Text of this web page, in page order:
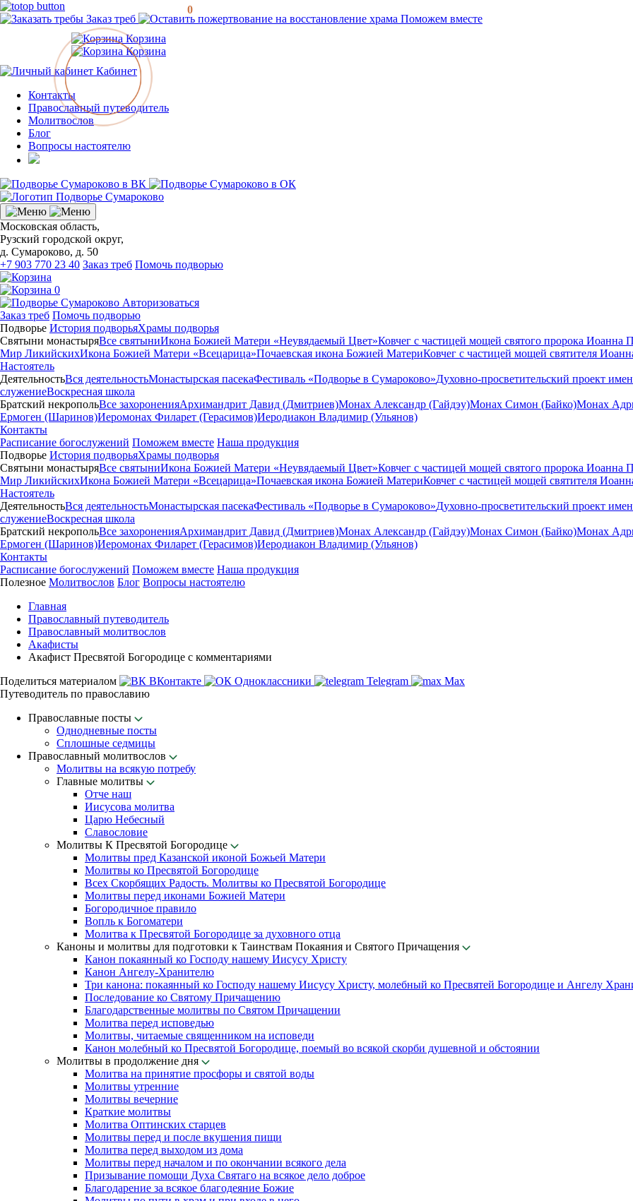
Заказ треб
Поможем вместе
Корзина
Корзина
0
Кабинет
Контакты
Православный путеводитель
Молитвослов
Блог
Вопросы настоятелю
Московская область,
Рузский городской округ,
д. Сумароково, д. 50
+7 903 770 23 40 Заказ треб Помочь подворью
0
Авторизоваться
Заказ треб Помочь подворью
Подворье История подворьяХрамы подворья
Святыни монастыряВсе святыниИкона Божией Матери «Неувядаемый Цвет»Ковчег с частицей мощей святого пророка Иоанна
Мир ЛикийскихИкона Божией Матери «Всецарица»Почаевская икона Божией МатериКовчег с частицей мощей святителя
Настоятель
ДеятельностьВся деятельностьМонастырская пасекаФестиваль «Подворье в Сумароково»Духовно-просветительский проект
служениеВоскресная школа
Братский некропольВсе захороненияАрхимандрит Давид (Дмитриев)Монах Александр (Гайдэу)Монах Симон (Байко)Монах
Ермоген (Шаринов)Иеромонах Филарет (Герасимов)Иеродиакон Владимир (Ульянов)
Контакты
Расписание богослужений Поможем вместе Наша продукция
Подворье История подворьяХрамы подворья
Святыни монастыряВсе святыниИкона Божией Матери «Неувядаемый Цвет»Ковчег с частицей мощей святого пророка Иоанна
Мир ЛикийскихИкона Божией Матери «Всецарица»Почаевская икона Божией МатериКовчег с частицей мощей святителя
Настоятель
ДеятельностьВся деятельностьМонастырская пасекаФестиваль «Подворье в Сумароково»Духовно-просветительский проект
служениеВоскресная школа
Братский некропольВсе захороненияАрхимандрит Давид (Дмитриев)Монах Александр (Гайдэу)Монах Симон (Байко)Монах
Ермоген (Шаринов)Иеромонах Филарет (Герасимов)Иеродиакон Владимир (Ульянов)
Контакты
Расписание богослужений Поможем вместе Наша продукция
Полезное Молитвослов Блог Вопросы настоятелю
Главная
Православный путеводитель
Православный молитвослов
Акафисты
Акафист Пресвятой Богородице с комментариями
Поделиться материалом
ВКонтакте Одноклассники Telegram
Max
Путеводитель по православию
Православные посты
Однодневные посты
Сплошные седмицы
Православный молитвослов
Молитвы на всякую потребу
Главные молитвы
Отче наш
Иисусова молитва
Царю Небесный
Славословие
Молитвы К Пресвятой Богородице
Молитвы пред Казанской иконой Божьей Матери
Молитвы ко Пресвятой Богородице
Всех Скорбящих Радость. Молитвы ко Пресвятой Богородице
Молитвы перед иконами Божией Матери
Богородичное правило
Вопль к Богоматери
Молитва к Пресвятой Богородице за духовного отца
Каноны и молитвы для подготовки к Таинствам Покаяния и Святого Причащения
Канон покаянный ко Господу нашему Иисусу Христу
Канон Ангелу-Хранителю
Три канона: покаянный ко Господу нашему Иисусу Христу, молебный ко Пресвятей Богородице и Ангелу
Последование ко Святому Причащению
Благодарственные молитвы по Святом Причащении
Молитва перед исповедью
Молитвы, читаемые священником на исповеди
Канон молебный ко Пресвятой Богородице, поемый во всякой скорби душевной и обстоянии
Молитвы в продолжение дня
Молитва на принятие просфоры и святой воды
Молитвы утренние
Молитвы вечерние
Краткие молитвы
Молитва Оптинских старцев
Молитвы перед и после вкушения пищи
Молитва перед выходом из дома
Молитвы перед началом и по окончании всякого дела
Призывание помощи Духа Святаго на всякое дело доброе
Благодарение за всякое благодеяние Божие